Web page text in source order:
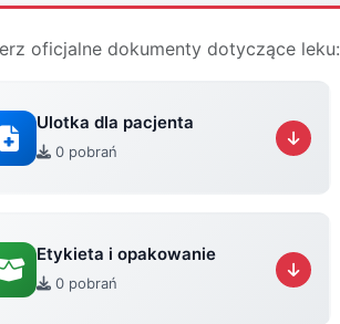
oficjalne dokumenty dotyczące leku:
Ulotka dla pacjenta
0 pobrań
Etykieta i opakowanie
0 pobrań